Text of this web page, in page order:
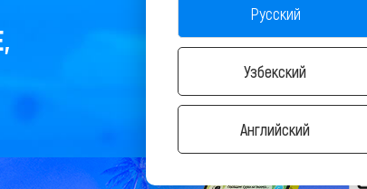
Русский
Узбекский
Английский